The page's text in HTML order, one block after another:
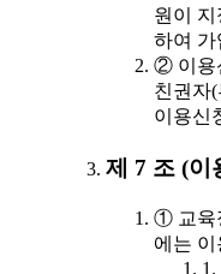
원이
하여 가
② 이용
친권자
이용신
제 7 조 (이
① 교육
에는